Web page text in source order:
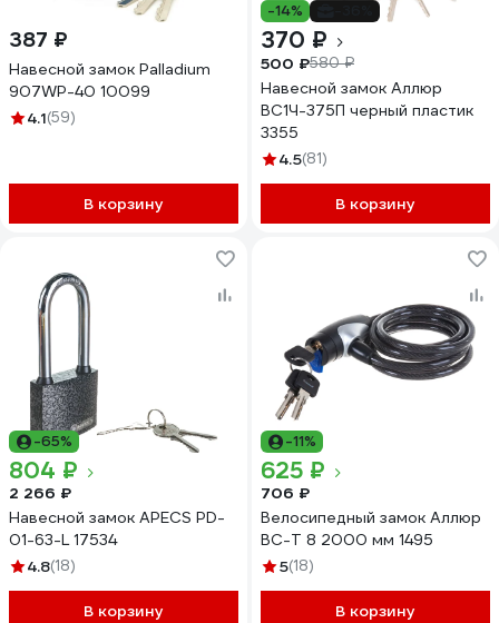
387 ₽
Навесной замок Palladium
907WP-40 10099
4.1(59)
В корзину
-14%
370 ₽
500 ₽580 ₽
Навесной замок Аллюр
ВС1Ч-375П черный пластик
3355
4.5(81)
В корзину
-65%
804 ₽
2 266 ₽
Навесной замок APECS PD-
01-63-L 17534
4.8(18)
В корзину
-11%
625 ₽
706 ₽
Велосипедный замок Аллюр
ВС-Т 8 2000 мм 1495
5(18)
В корзину